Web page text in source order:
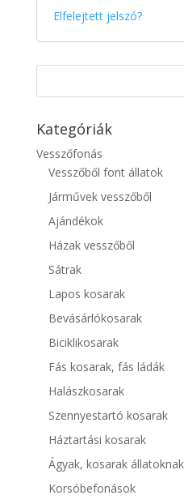
Elfelejtett jelszó?
Kategóriák
Vesszőfonás
Vesszőből font állatok
Járművek vesszőből
Ajándékok
Házak vesszőből
Sátrak
Lapos kosarak
Bevásárlókosarak
Biciklikosarak
Fás kosarak, fás ládák
Halászkosarak
Szennyestartó kosarak
Háztartási kosarak
Ágyak, kosarak állatoknak
Korsóbefonások